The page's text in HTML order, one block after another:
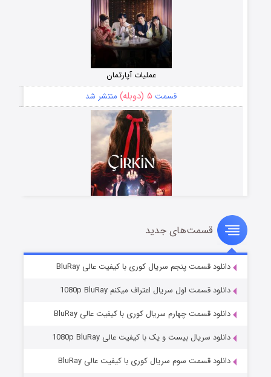
عملیات آپارتمان
قسمت ۵ (دوبله) منتشر شد
سریال زشت
قسمت۲ (زیرنویس) منتشر شد
قسمت‌های جدید
دانلود قسمت پنجم سریال کوری با کیفیت عالی BluRay
دانلود قسمت اول سریال اعتراف میکنم 1080p BluRay
دانلود قسمت چهارم سریال کوری با کیفیت عالی BluRay
دانلود سریال بیست و یک با کیفیت عالی 1080p BluRay
دانلود قسمت سوم سریال کوری با کیفیت عالی BluRay